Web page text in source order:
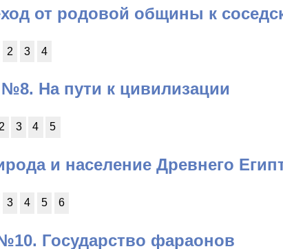
от родовой общины к
2 3 4
На пути к цивилизации
3 4 5
и население Древнего
3 4 5 6
Государство фараонов